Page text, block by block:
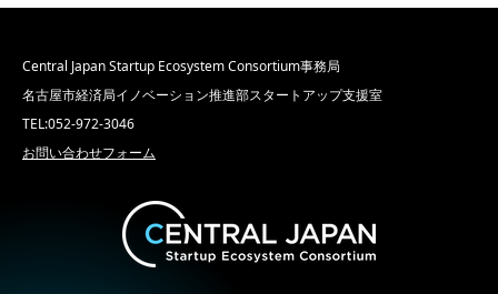
Central Japan Startup Ecosystem Consortium事務局
名古屋市経済局イノベーション推進部スタートアップ支援室
TEL:052-972-3046
お問い合わせフォーム